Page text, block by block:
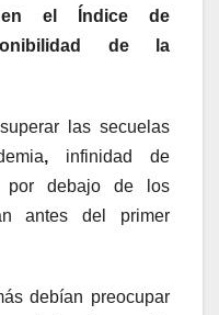
en el Índice de
de la
las secuelas
, infinidad de
por debajo de los
antes del primer
debían preocupar